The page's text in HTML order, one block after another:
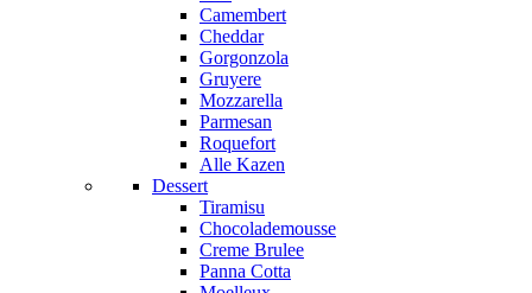
Camembert
Cheddar
Gorgonzola
Gruyere
Mozzarella
Parmesan
Roquefort
Alle Kazen
Dessert
Tiramisu
Chocolademousse
Creme Brulee
Panna Cotta